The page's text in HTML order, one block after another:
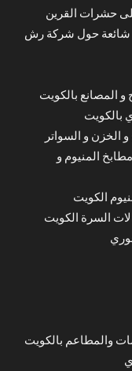
حشرات القرين
شائعة حول شركة رش
المصانع بالكويت
بالكويت
الخزن و السواتر
المنيوم و
الكويت
السرة الكويت
والمطاعم بالكويت